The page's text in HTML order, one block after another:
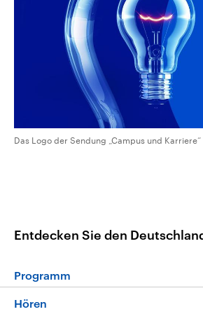
CDU, SPD und FDP regiert.-
Umfragen, Prognosen,
Wahlprogramme, aktuelle Berichte
und Hintergründe zu den Parteien
und Kandidaten der anstehenden
Sendungen Programm
Audio-Archiv
Das Logo der Sendung „Campus und
Entdecken Sie den
Programm
Programm
Hören